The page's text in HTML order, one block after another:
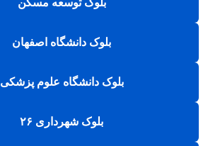
بلوک دانشگاه اصفهان
بلوک دانشگاه علوم پزشکی
بلوک شهرداری ۲۶